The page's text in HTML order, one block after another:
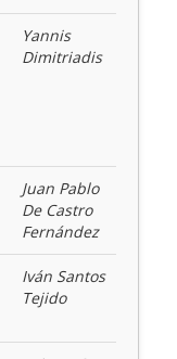
Yannis
Dimitriadis
Juan Pablo
De Castro
Fernández
Iván Santos
Tejido